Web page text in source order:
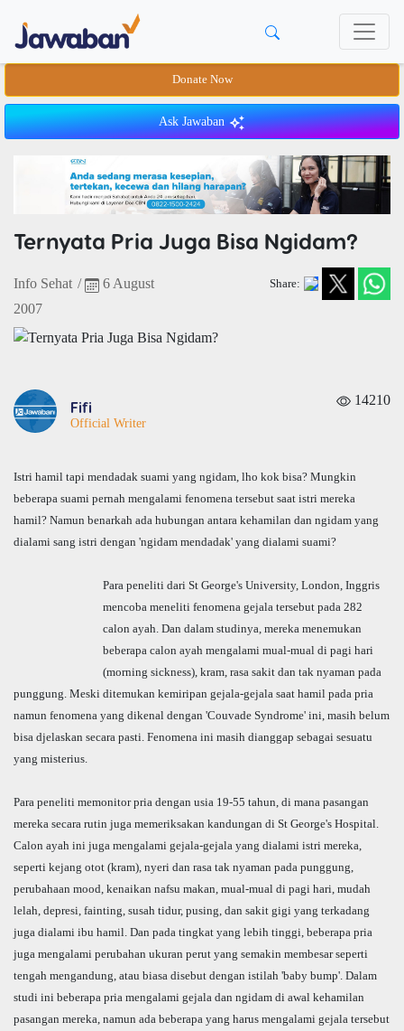
Donate Now
Ask Jawaban
Ternyata Pria Juga Bisa Ngidam?
Info Sehat /
6 August
2007
Share:
Fifi
Official Writer
14210
Istri hamil tapi mendadak suami yang ngidam, lho kok bisa? Mungkin
beberapa suami pernah mengalami fenomena tersebut saat istri mereka
hamil? Namun benarkah ada hubungan antara kehamilan dan ngidam yang
dialami sang istri dengan 'ngidam mendadak' yang dialami suami?
Para peneliti dari St George's University, London, Inggris
mencoba meneliti fenomena gejala tersebut pada 282
calon ayah. Dan dalam studinya, mereka menemukan
beberapa calon ayah mengalami mual-mual di pagi hari
(morning sickness), kram, rasa sakit dan tak nyaman pada
punggung. Meski ditemukan kemiripan gejala-gejala saat hamil pada pria
namun fenomena yang dikenal dengan 'Couvade Syndrome' ini, masih belum
bisa djelaskan secara pasti. Fenomena ini masih dianggap sebagai sesuatu
yang misterius.
Para peneliti memonitor pria dengan usia 19-55 tahun, di mana pasangan
mereka secara rutin juga memeriksakan kandungan di St George's Hospital.
Calon ayah ini juga mengalami gejala-gejala yang dialami istri mereka,
seperti kejang otot (kram), nyeri dan rasa tak nyaman pada punggung,
perubahaan mood, kenaikan nafsu makan, mual-mual di pagi hari, mudah
lelah, depresi, fainting, susah tidur, pusing, dan sakit gigi yang terkadang
juga dialami ibu hamil. Dan pada tingkat yang lebih tinggi, beberapa pria
juga mengalami perubahan ukuran perut yang semakin membesar seperti
tengah mengandung, atau biasa disebut dengan istilah 'baby bump'. Dalam
studi ini beberapa pria mengalami gejala dan ngidam di awal kehamilan
pasangan mereka, namun ada beberapa yang harus mengalami gejala tersebut